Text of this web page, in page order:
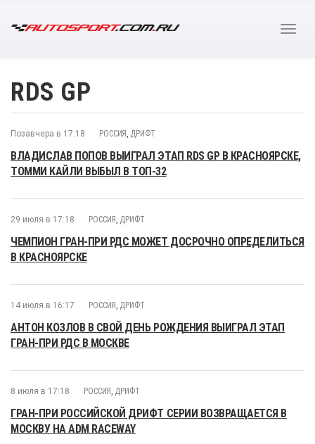
RDS GP
Позавчера в 17:18 РОССИЯ , ДРИФТ
ВЛАДИСЛАВ ПОПОВ ВЫИГРАЛ ЭТАП RDS GP В КРАСНОЯРСКЕ,
ТОММИ КАЙЛИ ВЫБЫЛ В ТОП-32
29 июля в 17:18 РОССИЯ , ДРИФТ
ЧЕМПИОН ГРАН-ПРИ РДС МОЖЕТ ДОСРОЧНО ОПРЕДЕЛИТЬСЯ
В КРАСНОЯРСКЕ
14 июля в 16:17 РОССИЯ , ДРИФТ
АНТОН КОЗЛОВ В СВОЙ ДЕНЬ РОЖДЕНИЯ ВЫИГРАЛ ЭТАП
ГРАН-ПРИ РДС В МОСКВЕ
8 июля в 17:18 РОССИЯ , ДРИФТ
ГРАН-ПРИ РОССИЙСКОЙ ДРИФТ СЕРИИ ВОЗВРАЩАЕТСЯ В
МОСКВУ НА ADM RACEWAY